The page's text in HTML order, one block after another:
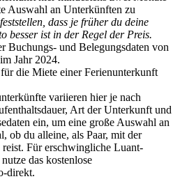
Auswahl an Unterkünften zu
dass je früher du deine
besser ist in der Regel der Preis.
Buchungs- und Belegungsdaten von
Jahr 2024.
die Miete einer Ferienunterkunft
variieren hier je nach
Art der Unterkunft und
ein, um eine große Auswahl an
ob du alleine, als Paar, mit der
Für erschwingliche Luant-
das kostenlose
direkt.